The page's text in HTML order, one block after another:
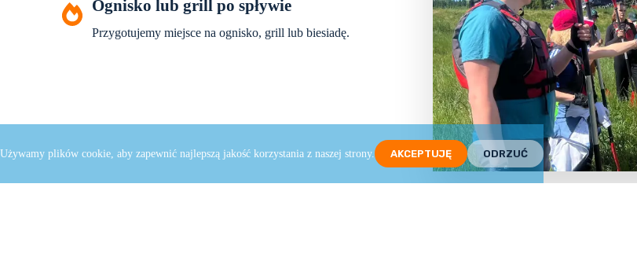
Używamy plików cookie, aby zapewnić najlepszą jakość korzystania z naszej strony. AKCEPTUJĘ ODRZUĆ
Ognisko lub grill po spływie
Przygotujemy miejsce na ognisko, grill lub biesiadę.
Gry integracyjne, paintball, łuki, quady, samochody terenowe i